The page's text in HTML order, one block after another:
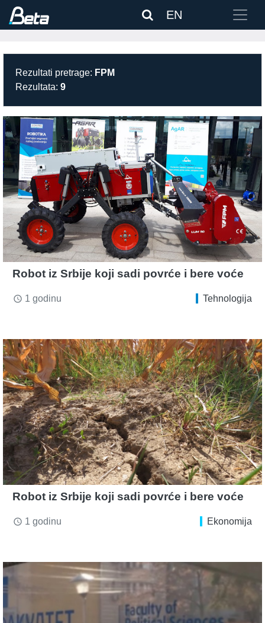
EN
Rezultati pretrage: FPM
Rezultata: 9
Robot iz Srbije koji sadi povrće i bere voće
access_time 1 godinu Tehnologija
Robot iz Srbije koji sadi povrće i bere voće
access_time 1 godinu Ekonomija